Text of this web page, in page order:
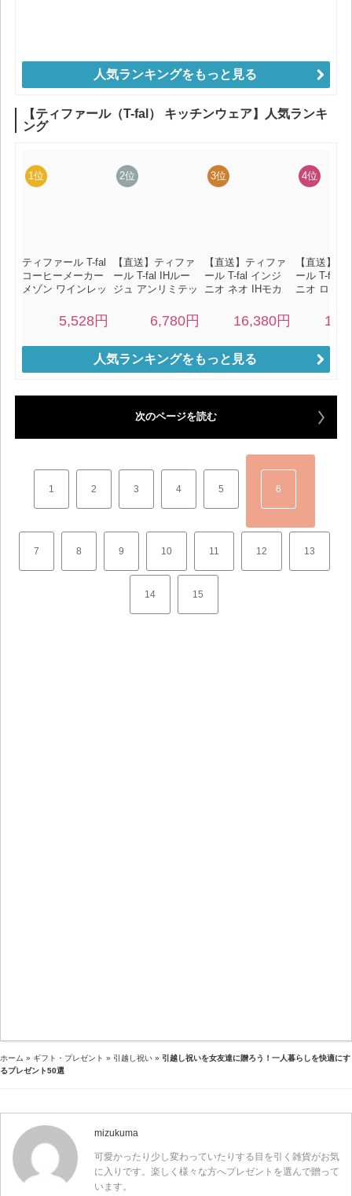
人気ランキングをもっと見る
人気ランキングをもっと見る
次のページを読む
1 2 3 4 5 6
7 8 9 10 11 12 13
14 15
ホーム » ギフト・プレゼント » 引越し祝い » 引越し祝いを女友達に贈ろう！一人暮らしを快適にす
るプレゼント50選
mizukuma
可愛かったり少し変わっていたりする目を引く雑貨がお気
に入りです。楽しく様々な方へプレゼントを選んで贈って
います。